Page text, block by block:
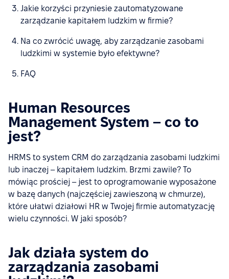
Jakie korzyści przyniesie zautomatyzowane
zarządzanie kapitałem ludzkim w firmie?
Na co zwrócić uwagę, aby zarządzanie zasobami
ludzkimi w systemie było efektywne?
FAQ
Human Resources
Management System – co to
jest?
HRMS to system CRM do zarządzania zasobami ludzkimi
lub inaczej – kapitałem ludzkim. Brzmi zawile? To
mówiąc prościej – jest to oprogramowanie wyposażone
w bazę danych (najczęściej zawieszoną w chmurze),
które ułatwi działowi HR w Twojej firmie automatyzację
wielu czynności. W jaki sposób?
Jak działa system do
zarządzania zasobami